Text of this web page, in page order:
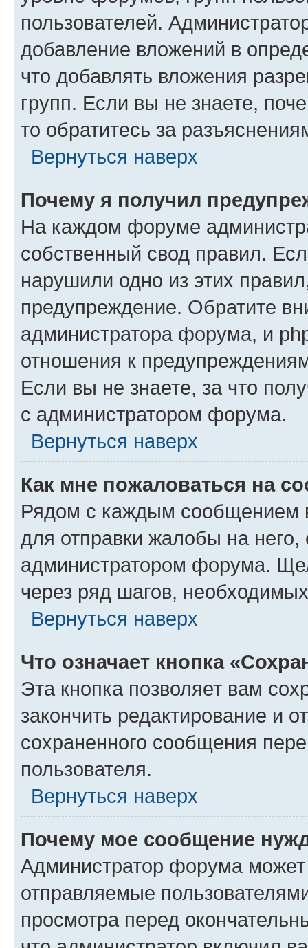
пользователей.
добавление вложений в
что добавлять вложения
групп. Если вы не знаете,
то обратитесь за
Вернуться наверх
Почему я получил
На каждом форуме
собственный свод правил.
нарушили одно из этих
предупреждение. Обратите
администратора форума, и
отношения к
Если вы не знаете, за что
с администратором форума.
Вернуться наверх
Как мне пожаловаться на
Рядом с каждым сообщением
для отправки жалобы на
администратором форума.
через ряд шагов,
Вернуться наверх
Что означает кнопка
Эта кнопка позволяет вам
закончить редактирование и
сохраненного сообщения
пользователя.
Вернуться наверх
Почему мое сообщение
Администратор форума
отправляемые
просмотра перед